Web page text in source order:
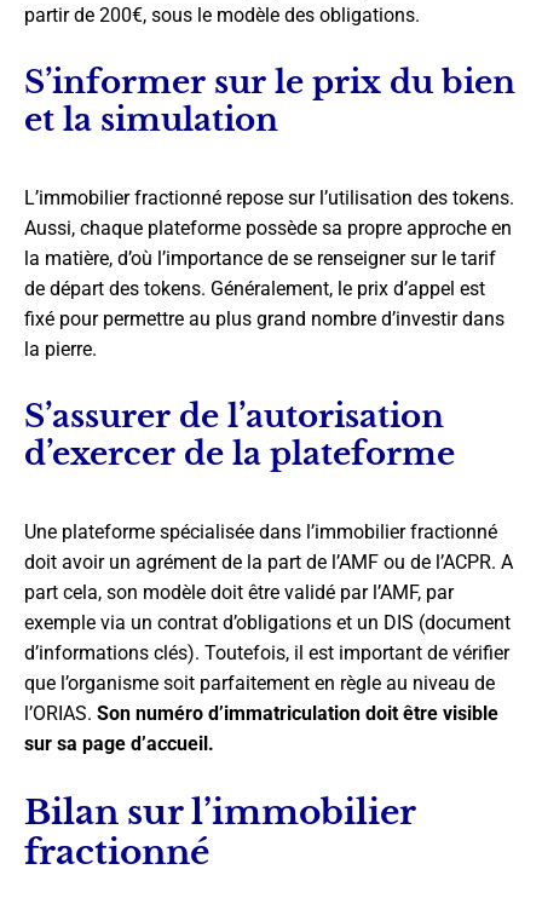
partir de 200€, sous le modèle des obligations.
S’informer sur le prix du bien
et la simulation
L’immobilier fractionné repose sur l’utilisation des tokens.
Aussi, chaque plateforme possède sa propre approche en
la matière, d’où l’importance de se renseigner sur le tarif
de départ des tokens. Généralement, le prix d’appel est
fixé pour permettre au plus grand nombre d’investir dans
la pierre.
S’assurer de l’autorisation
d’exercer de la plateforme
Une plateforme spécialisée dans l’immobilier fractionné
doit avoir un agrément de la part de l’AMF ou de l’ACPR. A
part cela, son modèle doit être validé par l’AMF, par
exemple via un contrat d’obligations et un DIS (document
d’informations clés). Toutefois, il est important de vérifier
que l’organisme soit parfaitement en règle au niveau de
l’ORIAS. Son numéro d’immatriculation doit être visible
sur sa page d’accueil.
Bilan sur l’immobilier
fractionné